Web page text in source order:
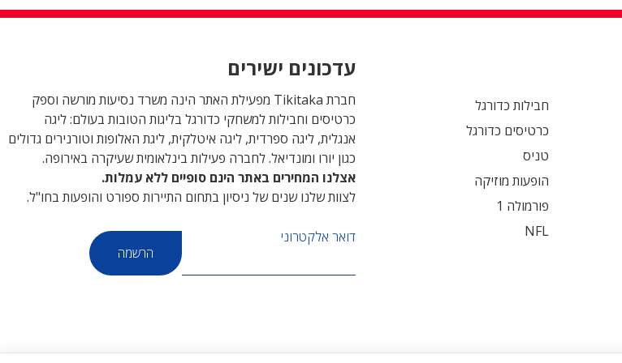
חבילות כדורגל
כרטיסים כדורגל
טניס
הופעות מוזיקה
פורמולה 1
NFL
עדכונים ישירים
חברת Tikitaka מפעילת האתר הינה משרד נסיעות מורשה וספק
כרטיסים וחבילות למשחקי כדורגל בליגות הטובות בעולם: ליגה
אנגלית, ליגה ספרדית, ליגה איטלקית, ליגת האלופות וטורנירים גדולים
כגון יורו ומונדיאל. לחברה פעילות בינלאומית שעיקרה באירופה.
אצלנו המחירים באתר הינם סופיים ללא עמלות.
לצוות שלנו שנים של ניסיון בתחום התיירות ספורט והופעות בחו"ל.
דואר אלקטרוני
הרשמה